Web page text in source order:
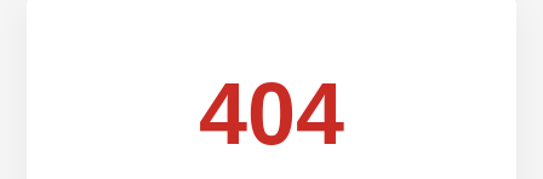
404